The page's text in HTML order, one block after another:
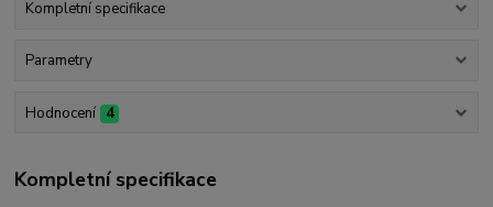
Kompletní specifikace
Parametry
Hodnocení 4
Kompletní specifikace